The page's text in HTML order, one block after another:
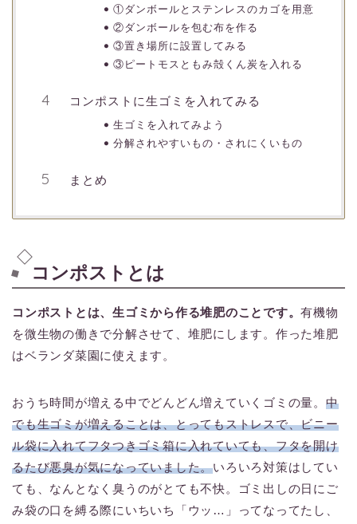
①ダンボールとステンレスのカゴを用意
②ダンボールを包む布を作る
③置き場所に設置してみる
③ピートモスともみ殻くん炭を入れる
コンポストに生ゴミを入れてみる
生ゴミを入れてみよう
分解されやすいもの・されにくいもの
まとめ
コンポストとは
コンポストとは、生ゴミから作る堆肥のことです。有機物
を微生物の働きで分解させて、堆肥にします。作った堆肥
はベランダ菜園に使えます。
おうち時間が増える中でどんどん増えていくゴミの量。 中
でも生ゴミが増えることは、とってもストレスで、ビニー
ル袋に入れてフタつきゴミ箱に入れていても、フタを開け
るたび悪臭が気になっていました。いろいろ対策はしてい
ても、なんとなく臭うのがとても不快。ゴミ出しの日にご
み袋の口を縛る際にいちいち「ウッ…」ってなってたし、